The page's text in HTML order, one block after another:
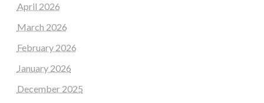
April 2026
March 2026
February 2026
January 2026
December 2025